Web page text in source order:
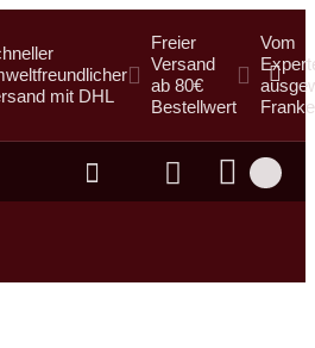
mit DHL
Freier
Versand
ab 80€
Bestellwert
Vom
Suche